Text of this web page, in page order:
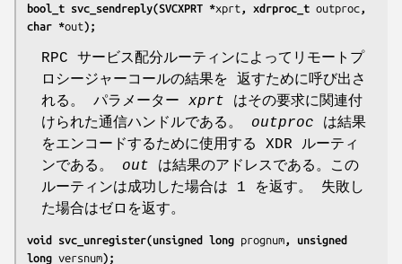
bool_t svc_sendreply(SVCXPRT *xprt , xdrproc_t outproc ,
char *out);
RPC サービス配分ルーティンによってリモートプ
ロシージャーコールの結果を 返すために呼び出さ
れる。 パラメーター xprt はその要求に関連付
けられた通信ハンドルである。 outproc は結果
をエンコードするために使用する XDR ルーティ
ンである。 out は結果のアドレスである。この
ルーティンは成功した場合は 1 を返す。 失敗し
た場合はゼロを返す。
void svc_unregister(unsigned long prognum , unsigned
long versnum);